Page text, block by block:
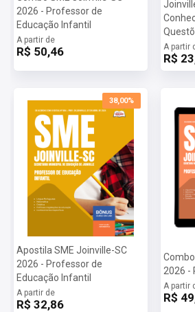
2026 - Professor de
Educação Infantil
A partir de
R$ 50,46 A partir
R$
38,00%
Apostila SME Joinville-SC
2026 - Professor de
Educação Infantil
A partir de
R$ 32,86
2026 -
A partir
R$